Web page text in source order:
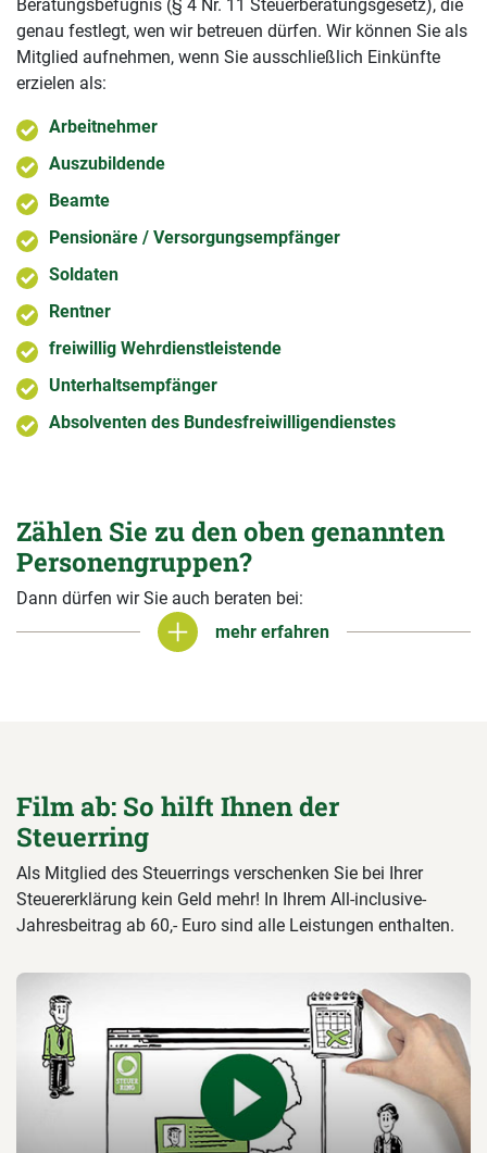
Beratungsbefugnis (§ 4 Nr. 11 Steuerberatungsgesetz), die
genau festlegt, wen wir betreuen dürfen. Wir können Sie als
Mitglied aufnehmen, wenn Sie ausschließlich Einkünfte
erzielen als:
Arbeitnehmer
Auszubildende
Beamte
Pensionäre / Versorgungsempfänger
Soldaten
Rentner
freiwillig Wehrdienstleistende
Unterhaltsempfänger
Absolventen des Bundesfreiwilligendienstes
Zählen Sie zu den oben genannten
Personengruppen?
Dann dürfen wir Sie auch beraten bei:
mehr erfahren
mehr erfahren
Film ab: So hilft Ihnen der
Steuerring
Als Mitglied des Steuerrings verschenken Sie bei Ihrer
Steuererklärung kein Geld mehr! In Ihrem All-inclusive-
Jahresbeitrag ab 60,- Euro sind alle Leistungen enthalten.